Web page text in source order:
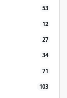
53
12
27
34
71
103